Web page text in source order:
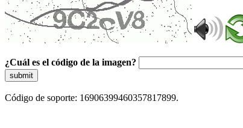
¿Cuál es el código de la imagen?
submit
Código de soporte: 16906399460357817899.